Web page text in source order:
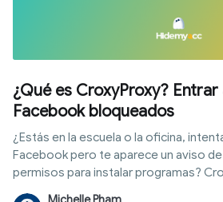
¿Qué es CroxyProxy? Entrar
Facebook bloqueados
¿Estás en la escuela o la oficina,
Facebook pero te aparece un aviso
permisos para instalar programas?
de proxy web que te permite acceder